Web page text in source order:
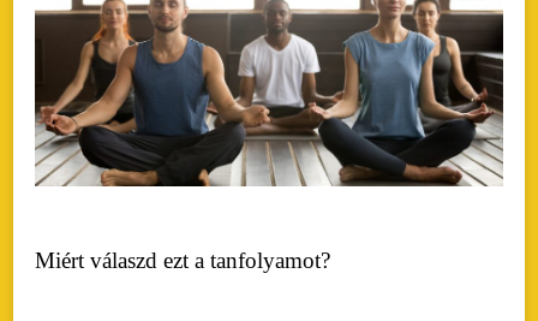
Miért válaszd ezt a tanfolyamot?